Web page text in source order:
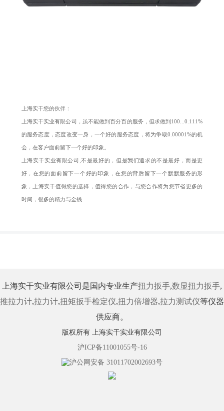
上海实干您的伙伴：
上海实干实业有限公司，虽不能做到百分百的服务，但求做到100...0.111%
的服务态度，态度改变一身，一个好的服务态度，将为争取0.00001%的机
会，在客户面前留下一个好的印象。
上海实干实业有限公司,不是最好的，但是我们追求的不是最好，而是更
好，在您的面前留下一个好的印象，在您的背后留下一个默默服务的形
象，上海实干值得您的选择，值得您的合作，与您合作将为您节省更多的
时间，很多的精力与金钱
上海实干实业有限公司是国内专业生产扭力扳手,数显扭力扳手,
推拉力计,拉力计,扭矩扳手检定仪,扭力倍增器,拉力测试仪等仪器
供应商。
版权所有 上海实干实业有限公司
沪ICP备11001055号-16
沪公网安备 31011702002693号